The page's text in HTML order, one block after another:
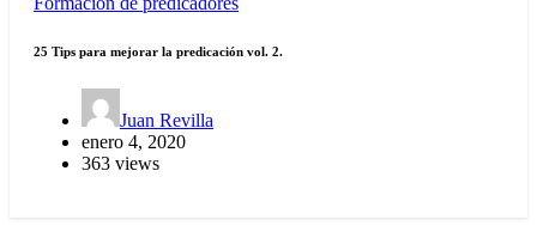
25 Tips para mejorar la predicación vol. 2.
Juan Revilla
enero 4, 2020
363 views